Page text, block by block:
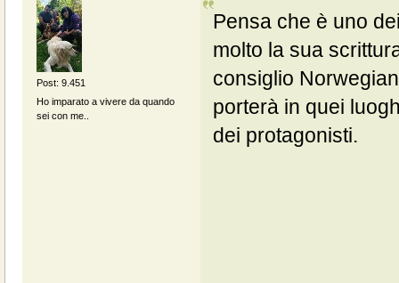
Post: 9.451
Ho imparato a vivere da quando
sei con me..
Pensa che è uno
molto la sua
consiglio
porterà in quei
dei protagonisti.